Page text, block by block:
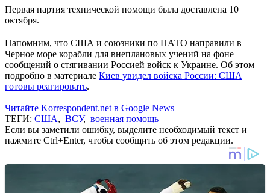
Первая партия технической помощи была доставлена 10
октября.
Напомним, что США и союзники по НАТО направили в
Черное море корабли для внеплановых учений на фоне
сообщений о стягивании Россией войск к Украине. Об этом
подробно в материале Киев увидел войска России: США
готовы реагировать.
Читайте Korrespondent.net в Google News
ТЕГИ: США, ВСУ, военная помощь
Если вы заметили ошибку, выделите необходимый текст и
нажмите Ctrl+Enter, чтобы сообщить об этом редакции.